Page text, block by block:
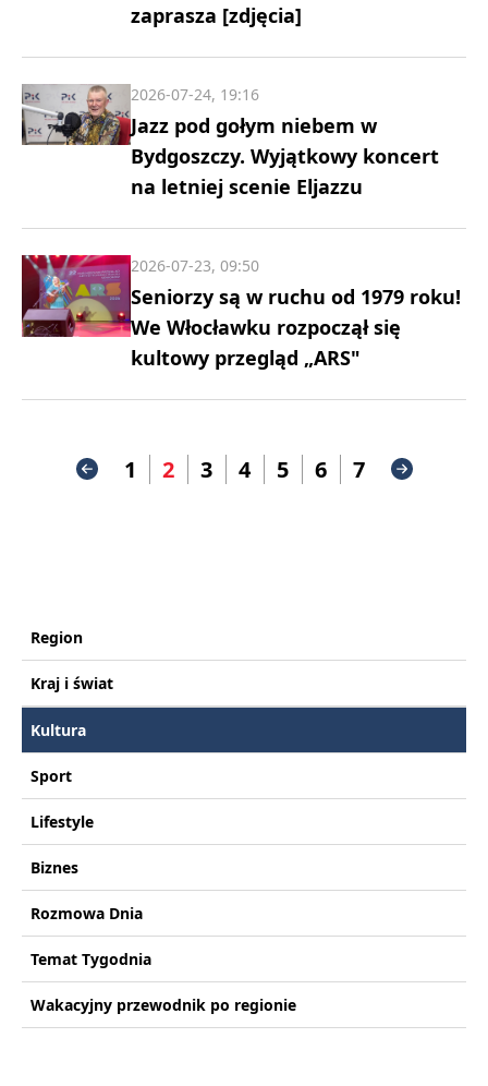
zaprasza [zdjęcia]
Jazz pod gołym niebem w
Bydgoszczy. Wyjątkowy koncert
na letniej scenie Eljazzu
2026-07-24, 19:16
Seniorzy są w ruchu od 1979 roku!
We Włocławku rozpoczął się
kultowy przegląd „ARS"
2026-07-23, 09:50
1 2 3 4 5 6 7
Region
Kraj i świat
Kultura
Sport
Lifestyle
Biznes
Rozmowa Dnia
Temat Tygodnia
Wakacyjny przewodnik po regionie